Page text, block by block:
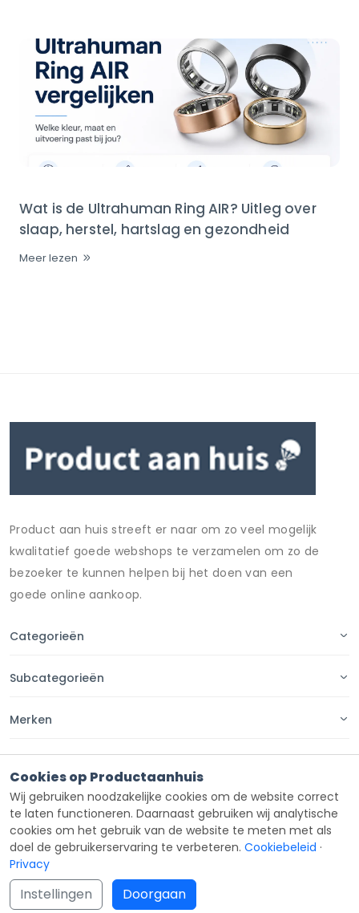
Wat is de Ultrahuman Ring AIR? Uitleg over
slaap, herstel, hartslag en gezondheid
Meer lezen
Product aan huis streeft er naar om zo veel mogelijk
kwalitatief goede webshops te verzamelen om zo de
bezoeker te kunnen helpen bij het doen van een
goede online aankoop.
Categorieën
Subcategorieën
Merken
Contact
Copyright © Productaanhuis
Cookies op Productaanhuis
Wij gebruiken noodzakelijke cookies om de website correct
te laten functioneren. Daarnaast gebruiken wij analytische
cookies om het gebruik van de website te meten met als
doel de gebruikerservaring te verbeteren. Cookiebeleid ·
Privacy
Instellingen Doorgaan